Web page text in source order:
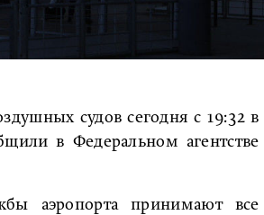
судов сегодня с 19:32 в
в Федеральном агентстве
аэропорта принимают все